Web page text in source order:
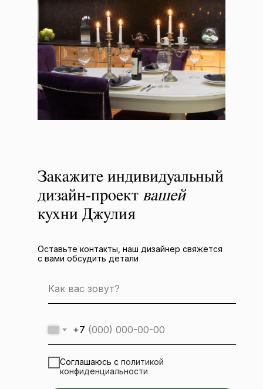
Закажите индивидуальный
дизайн-проект вашей
кухни Джулия
+7
Соглашаюсь с политикой
конфиденциальности
Оставьте контакты, наш дизайнер свяжется
с вами обсудить детали